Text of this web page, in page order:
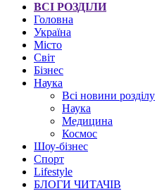
ВСІ РОЗДІЛИ
Головна
Україна
Місто
Світ
Бізнес
Наука
Всі новини розділу
Наука
Медицина
Космос
Шоу-бізнес
Спорт
Lifestyle
БЛОГИ ЧИТАЧІВ